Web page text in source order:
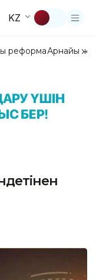
KZ
реформаАрнайы